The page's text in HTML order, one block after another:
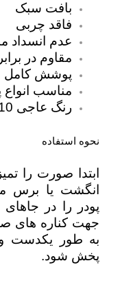
بافت سبک
فاقد چربی
عدم انسداد
مقاوم در
پوشش کامل
مناسب
رنگ عاجی 10 Ivory
نحوه استفاده
ابتدا صورت را
انگشت یا برس
پودر را در
جهت کناره های
به طور یکدست
پخش شود.